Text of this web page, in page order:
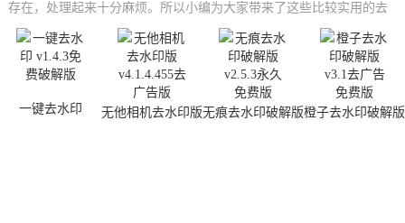
存在，处理起来十分麻烦。所以小编为大家带来了这些比较实用的去
水印免费软件，它们可以帮助你快速解决图片上水印的问题，直接点
击图片上的水印，一键填充，即可完成，得到的如同全新一般，丝毫
不会影响你的使用，赶紧来试试吧！
一键去水印 无他相机去水印版无痕去水印破解版橙子去水印破解版